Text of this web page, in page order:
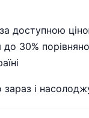
доступною
30%
і